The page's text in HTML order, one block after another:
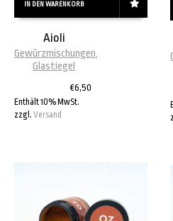
IN DEN WARENKORB
Aioli
Gewürzmischungen,
Glastiegel
€6,50
Enthält 10% MwSt.
zzgl. Versand